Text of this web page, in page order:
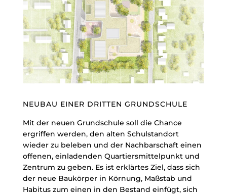
NEUBAU EINER DRITTEN GRUNDSCHULE
Mit der neuen Grundschule soll die Chance
ergriffen werden, den alten Schulstandort
wieder zu beleben und der Nachbarschaft einen
offenen, einladenden Quartiersmittelpunkt und
Zentrum zu geben. Es ist erklärtes Ziel, dass sich
der neue Baukörper in Körnung, Maßstab und
Habitus zum einen in den Bestand einfügt, sich